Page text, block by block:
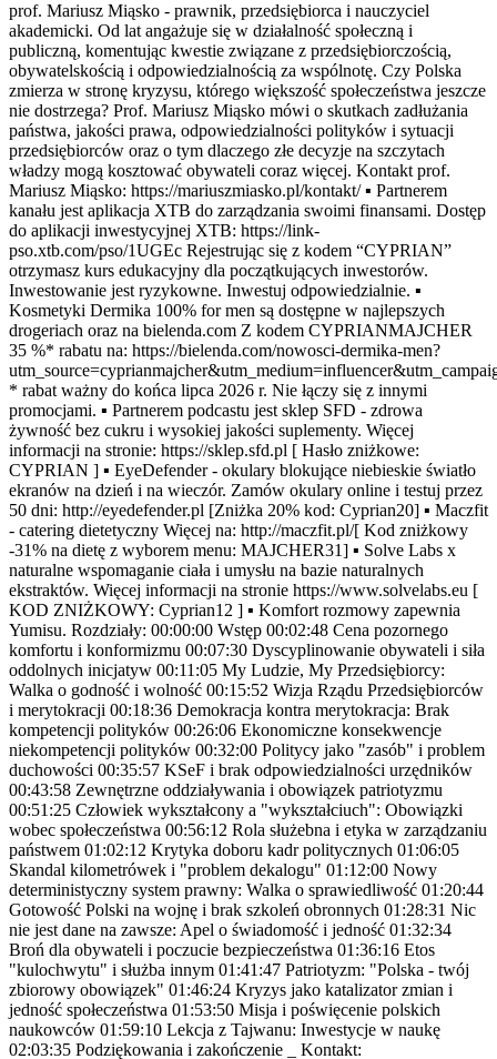
prof. Mariusz Miąsko - prawnik, przedsiębiorca i nauczyciel
akademicki. Od lat angażuje się w działalność społeczną i
publiczną, komentując kwestie związane z przedsiębiorczością,
obywatelskością i odpowiedzialnością za wspólnotę. Czy Polska
zmierza w stronę kryzysu, którego większość społeczeństwa jeszcze
nie dostrzega? Prof. Mariusz Miąsko mówi o skutkach zadłużania
państwa, jakości prawa, odpowiedzialności polityków i sytuacji
przedsiębiorców oraz o tym dlaczego złe decyzje na szczytach
władzy mogą kosztować obywateli coraz więcej. Kontakt prof.
Mariusz Miąsko: https://mariuszmiasko.pl/kontakt/ ▪ Partnerem
kanału jest aplikacja XTB do zarządzania swoimi finansami. Dostęp
do aplikacji inwestycyjnej XTB: https://link-
pso.xtb.com/pso/1UGEc Rejestrując się z kodem “CYPRIAN”
otrzymasz kurs edukacyjny dla początkujących inwestorów.
Inwestowanie jest ryzykowne. Inwestuj odpowiedzialnie. ▪
Kosmetyki Dermika 100% for men są dostępne w najlepszych
drogeriach oraz na bielenda.com Z kodem CYPRIANMAJCHER
35 %* rabatu na: https://bielenda.com/nowosci-dermika-men?
* rabat ważny do końca lipca 2026 r. Nie łączy się z innymi
promocjami. ▪ Partnerem podcastu jest sklep SFD - zdrowa
żywność bez cukru i wysokiej jakości suplementy. Więcej
informacji na stronie: https://sklep.sfd.pl [ Hasło zniżkowe:
CYPRIAN ] ▪ EyeDefender - okulary blokujące niebieskie światło
ekranów na dzień i na wieczór. Zamów okulary online i testuj przez
50 dni: http://eyedefender.pl [Zniżka 20% kod: Cyprian20] ▪ Maczfit
- catering dietetyczny Więcej na: http://maczfit.pl/[ Kod zniżkowy
-31% na dietę z wyborem menu: MAJCHER31] ▪ Solve Labs x
naturalne wspomaganie ciała i umysłu na bazie naturalnych
ekstraktów. Więcej informacji na stronie https://www.solvelabs.eu [
KOD ZNIŻKOWY: Cyprian12 ] ▪ Komfort rozmowy zapewnia
Yumisu. Rozdziały: 00:00:00 Wstęp 00:02:48 Cena pozornego
komfortu i konformizmu 00:07:30 Dyscyplinowanie obywateli i siła
oddolnych inicjatyw 00:11:05 My Ludzie, My Przedsiębiorcy:
Walka o godność i wolność 00:15:52 Wizja Rządu Przedsiębiorców
i merytokracji 00:18:36 Demokracja kontra merytokracja: Brak
kompetencji polityków 00:26:06 Ekonomiczne konsekwencje
niekompetencji polityków 00:32:00 Politycy jako "zasób" i problem
duchowości 00:35:57 KSeF i brak odpowiedzialności urzędników
00:43:58 Zewnętrzne oddziaływania i obowiązek patriotyzmu
00:51:25 Człowiek wykształcony a "wykształciuch": Obowiązki
wobec społeczeństwa 00:56:12 Rola służebna i etyka w zarządzaniu
państwem 01:02:12 Krytyka doboru kadr politycznych 01:06:05
Skandal kilometrówek i "problem dekalogu" 01:12:00 Nowy
deterministyczny system prawny: Walka o sprawiedliwość 01:20:44
Gotowość Polski na wojnę i brak szkoleń obronnych 01:28:31 Nic
nie jest dane na zawsze: Apel o świadomość i jedność 01:32:34
Broń dla obywateli i poczucie bezpieczeństwa 01:36:16 Etos
"kulochwytu" i służba innym 01:41:47 Patriotyzm: "Polska - twój
zbiorowy obowiązek" 01:46:24 Kryzys jako katalizator zmian i
jedność społeczeństwa 01:53:50 Misja i poświęcenie polskich
naukowców 01:59:10 Lekcja z Tajwanu: Inwestycje w naukę
02:03:35 Podziękowania i zakończenie _ Kontakt: